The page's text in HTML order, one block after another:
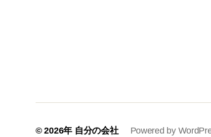
© 2026年 自分の会社 Powered by